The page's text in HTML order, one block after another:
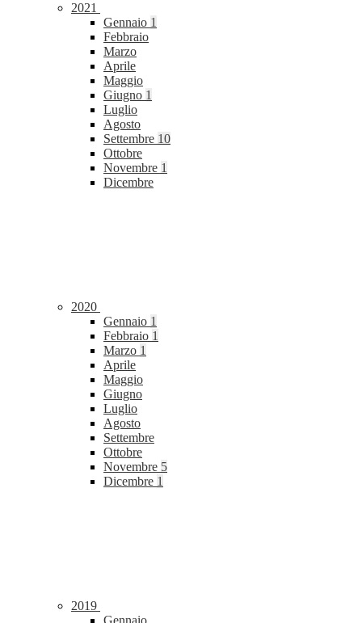
2021
Gennaio 1
Febbraio
Marzo
Aprile
Maggio
Giugno 1
Luglio
Agosto
Settembre 10
Ottobre
Novembre 1
Dicembre
2020
Gennaio 1
Febbraio 1
Marzo 1
Aprile
Maggio
Giugno
Luglio
Agosto
Settembre
Ottobre
Novembre 5
Dicembre 1
2019